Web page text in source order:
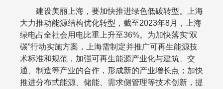
建设美丽上海，要加快推进绿色低碳转型。上海
大力推动能源结构优化转型，截至2023年8月，上海
绿电占全社会用电比重上升至36%。为加快落实“双
碳”行动实施方案，上海需制定并推广可再生能源技
术标准和规范，加强可再生能源产业化与建筑、交
通、制造等产业的合作，形成新的产业增长点；加快
推进分布式能源、储能、需求侧管理等技术创新，提